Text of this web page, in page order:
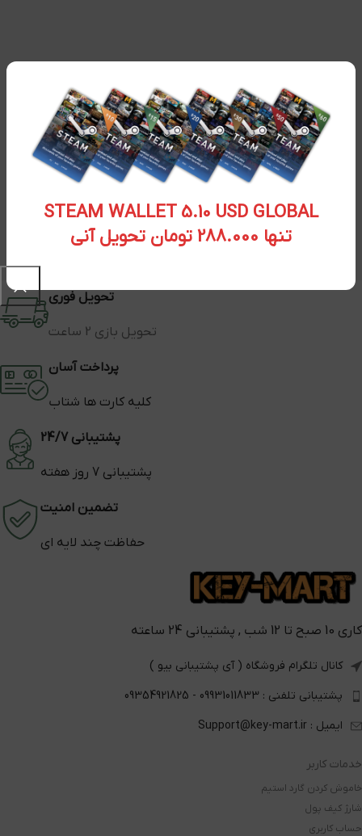
STEAM WALLET 5.10 USD GLOBAL
تنها 288.000 تومان تحویل آنی
تحویل فوری
تحویل بازی 2 ساعت
پرداخت آسان
کلیه کارت ها شتاب
پشتیبانی 24/7
پشتیبانی 7 روز هفته
تضمین امنیت
حفاظت چند لایه ای
کاری 10 صبح تا 12 شب , پشتیبانی 24 ساعته
کانال تلگرام فروشگاه ( آی پشتیبانی بیو )
پشتیبانی تلفنی : 09931011833 - 09354921825
ایمیل : Support@key-mart.ir
خدمات کاربر
خاموش کردن گارد استیم
شارژ کیف پول
حساب کاربری